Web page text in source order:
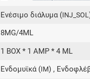
Eνέσιμο διάλυμα (INJ_SOL
8MG/4ML
1 BOX * 1 AMP * 4 ML
Ενδομυϊκά (IM) ,